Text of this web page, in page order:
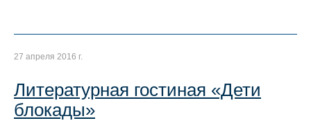
27 апреля 2016 г.
Литературная гостиная «Дети
блокады»